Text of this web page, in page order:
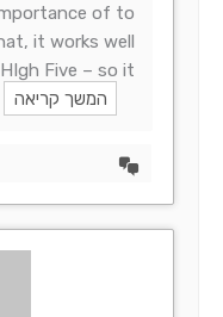
of to
it works well
Five – so it…
המשך קריאה